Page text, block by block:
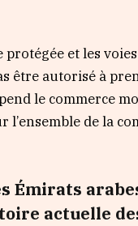
et les
être autorisé à
le commerce
l’ensemble de la
Émirats
actuelle